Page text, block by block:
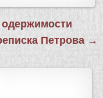
Петрова →